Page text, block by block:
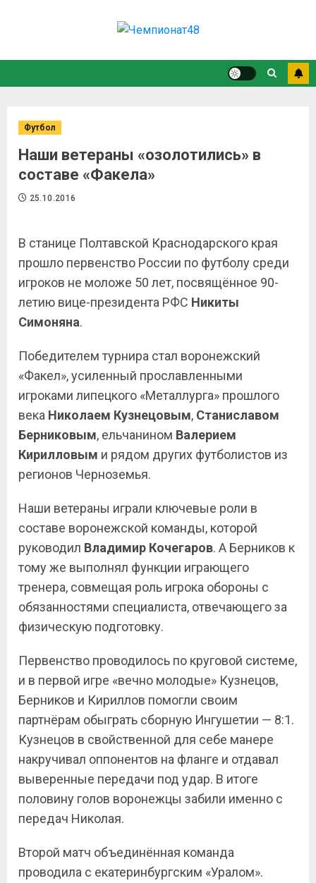
Футбол
Наши ветераны «озолотились» в
составе «Факела»
25.10.2016
В станице Полтавской Краснодарского края
прошло первенство России по футболу среди
игроков не моложе 50 лет, посвящённое 90-
летию вице-президента РФС Никиты
Симоняна.
Победителем турнира стал воронежский
«Факел», усиленный прославленными
игроками липецкого «Металлурга» прошлого
века Николаем Кузнецовым, Станиславом
Берниковым, ельчанином Валерием
Кирилловым и рядом других футболистов из
регионов Черноземья.
Наши ветераны играли ключевые роли в
составе воронежской команды, которой
руководил Владимир Кочегаров. А Берников к
тому же выполнял функции играющего
тренера, совмещая роль игрока обороны с
обязанностями специалиста, отвечающего за
физическую подготовку.
Первенство проводилось по круговой системе,
и в первой игре «вечно молодые» Кузнецов,
Берников и Кириллов помогли своим
партнёрам обыграть сборную Ингушетии — 8:1.
Кузнецов в свойственной для себе манере
накручивал оппонентов на фланге и отдавал
выверенные передачи под удар. В итоге
половину голов воронежцы забили именно с
передач Николая.
Второй матч объединённая команда
проводила с екатеринбургским «Уралом».